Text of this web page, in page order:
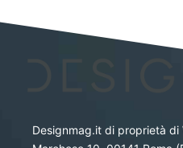
Designmag.it di proprietà di